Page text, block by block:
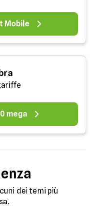
Mobile
mega
dei temi più